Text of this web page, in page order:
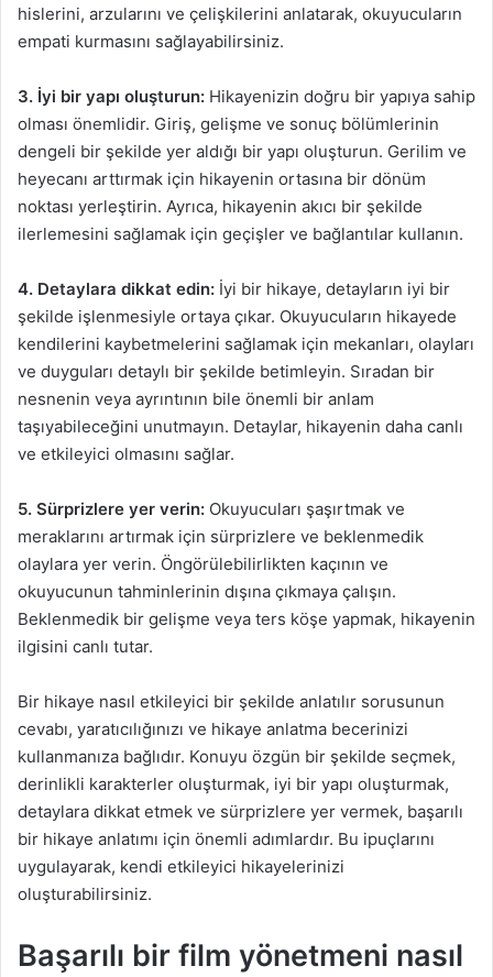
hislerini, arzularını ve çelişkilerini anlatarak, okuyucuların
empati kurmasını sağlayabilirsiniz.
3. İyi bir yapı oluşturun: Hikayenizin doğru bir yapıya sahip
olması önemlidir. Giriş, gelişme ve sonuç bölümlerinin
dengeli bir şekilde yer aldığı bir yapı oluşturun. Gerilim ve
heyecanı arttırmak için hikayenin ortasına bir dönüm
noktası yerleştirin. Ayrıca, hikayenin akıcı bir şekilde
ilerlemesini sağlamak için geçişler ve bağlantılar kullanın.
4. Detaylara dikkat edin: İyi bir hikaye, detayların iyi bir
şekilde işlenmesiyle ortaya çıkar. Okuyucuların hikayede
kendilerini kaybetmelerini sağlamak için mekanları, olayları
ve duyguları detaylı bir şekilde betimleyin. Sıradan bir
nesnenin veya ayrıntının bile önemli bir anlam
taşıyabileceğini unutmayın. Detaylar, hikayenin daha canlı
ve etkileyici olmasını sağlar.
5. Sürprizlere yer verin: Okuyucuları şaşırtmak ve
meraklarını artırmak için sürprizlere ve beklenmedik
olaylara yer verin. Öngörülebilirlikten kaçının ve
okuyucunun tahminlerinin dışına çıkmaya çalışın.
Beklenmedik bir gelişme veya ters köşe yapmak, hikayenin
ilgisini canlı tutar.
Bir hikaye nasıl etkileyici bir şekilde anlatılır sorusunun
cevabı, yaratıcılığınızı ve hikaye anlatma becerinizi
kullanmanıza bağlıdır. Konuyu özgün bir şekilde seçmek,
derinlikli karakterler oluşturmak, iyi bir yapı oluşturmak,
detaylara dikkat etmek ve sürprizlere yer vermek, başarılı
bir hikaye anlatımı için önemli adımlardır. Bu ipuçlarını
uygulayarak, kendi etkileyici hikayelerinizi
oluşturabilirsiniz.
Başarılı bir film yönetmeni nasıl